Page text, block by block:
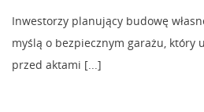
Inwestorzy planujący budowę
myślą o bezpiecznym garażu, który
przed aktami [...]